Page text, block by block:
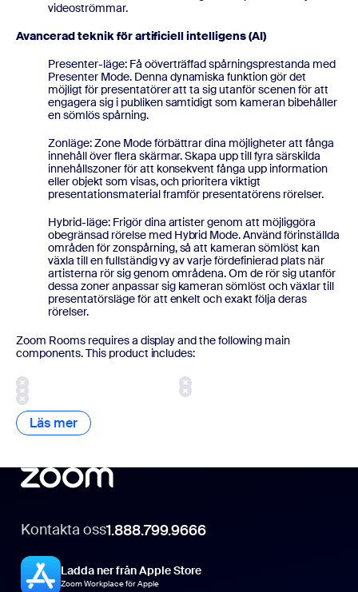
videoströmmar.
Avancerad teknik för artificiell intelligens (AI)
Presenter-läge: Få oöverträffad spårningsprestanda med
Presenter Mode. Denna dynamiska funktion gör det
möjligt för presentatörer att ta sig utanför scenen för att
engagera sig i publiken samtidigt som kameran bibehåller
en sömlös spårning.
Zonläge: Zone Mode förbättrar dina möjligheter att fånga
innehåll över flera skärmar. Skapa upp till fyra särskilda
innehållszoner för att konsekvent fånga upp information
eller objekt som visas, och prioritera viktigt
presentationsmaterial framför presentatörens rörelser.
Hybrid-läge: Frigör dina artister genom att möjliggöra
obegränsad rörelse med Hybrid Mode. Använd förinställda
områden för zonspårning, så att kameran sömlöst kan
växla till en fullständig vy av varje fördefinierad plats när
artisterna rör sig genom områdena. Om de rör sig utanför
dessa zoner anpassar sig kameran sömlöst och växlar till
presentatörsläge för att enkelt och exakt följa deras
rörelser.
Zoom Rooms requires a display and the following main
components. This product includes:
Läs mer
Kontakta oss1.888.799.9666
Ladda ner från Apple Store
Zoom Workplace för Apple